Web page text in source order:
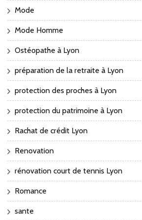
Mode
Mode Homme
Ostéopathe à Lyon
préparation de la retraite à Lyon
protection des proches à Lyon
protection du patrimoine à Lyon
Rachat de crédit Lyon
Renovation
rénovation court de tennis Lyon
Romance
sante